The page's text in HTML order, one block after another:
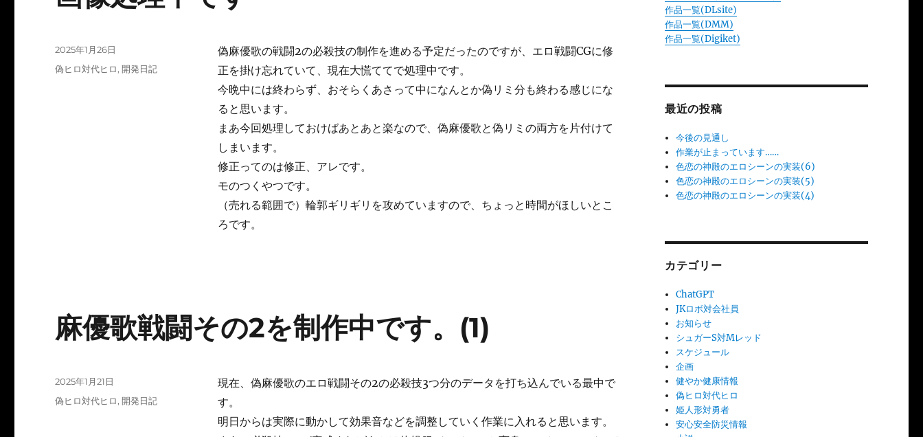
偽麻優歌の戦闘2の必殺技の制作を進める予定だったのですが、エロ戦闘CGに修
正を掛け忘れていて、現在大慌ててで処理中です。
今晩中には終わらず、おそらくあさって中になんとか偽リミ分も終わる感じにな
ると思います。
まあ今回処理しておけばあとあと楽なので、偽麻優歌と偽リミの両方を片付けて
しまいます。
修正ってのは修正、アレです。
モのつくやつです。
（売れる範囲で）輪郭ギリギリを攻めていますので、ちょっと時間がほしいとこ
ろです。
投
稿
2025年1月26日
カ
偽ヒロ対代ヒロ, 開発日記
麻優歌戦闘その2を制作中です。(1)
現在、偽麻優歌のエロ戦闘その2の必殺技3つ分のデータを打ち込んでいる最中で
す。
明日からは実際に動かして効果音などを調整していく作業に入れると思います。
投
稿
2025年1月21日
カ
偽ヒロ対代ヒロ, 開発日記
作品一覧(DLsite)
作品一覧(DMM)
作品一覧(Digiket)
最近の投稿
今後の見通し
作業が止まっています……
色恋の神殿のエロシーンの実装(6)
色恋の神殿のエロシーンの実装(5)
色恋の神殿のエロシーンの実装(4)
カテゴリー
ChatGPT
JKロボ対会社員
お知らせ
シュガーS対Mレッド
スケジュール
企画
健やか健康情報
偽ヒロ対代ヒロ
姫人形対勇者
安心安全防災情報